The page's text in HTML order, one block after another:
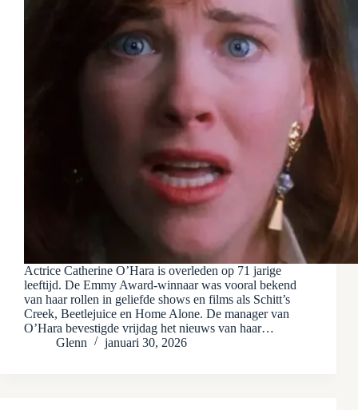
Actrice Catherine O’Hara is overleden op 71 jarige
leeftijd. De Emmy Award-winnaar was vooral bekend
van haar rollen in geliefde shows en films als Schitt’s
Creek, Beetlejuice en Home Alone. De manager van
O’Hara bevestigde vrijdag het nieuws van haar…
Glenn
januari 30, 2026